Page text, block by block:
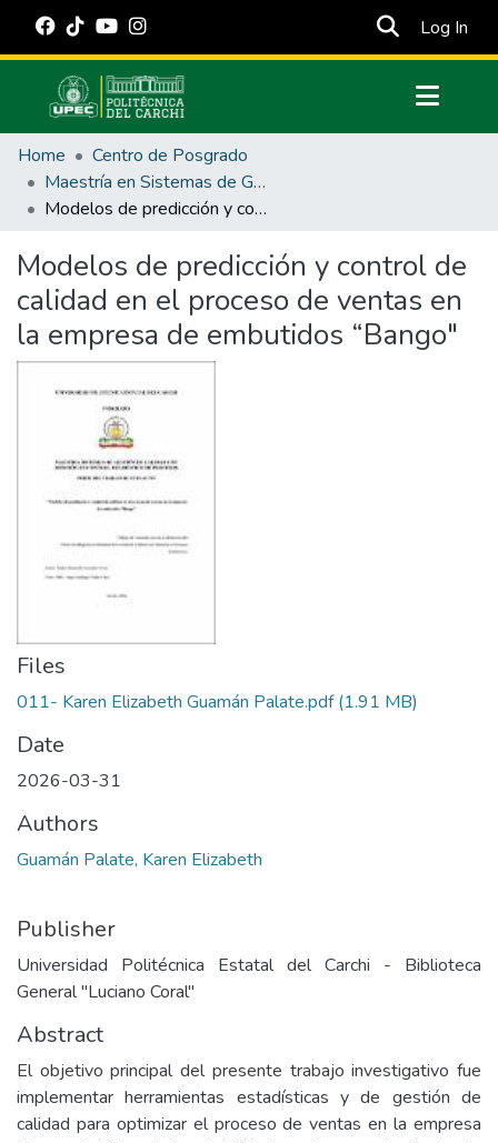
Log In
Communities & Collections
All of DSpace
Statistics
Estadísticas Externas
Manuales
Home
Centro de Posgrado
Maestría en Sistemas de Gestión de Calidad con Mención en Control Estadístico de Procesos
Modelos de predicción y control de calidad en el proceso de ventas en la empresa de embutidos “Bango"
Modelos de predicción y control de
calidad en el proceso de ventas en
la empresa de embutidos “Bango"
Files
011- Karen Elizabeth Guamán Palate.pdf(1.91 MB)
Date
2026-03-31
Authors
Guamán Palate, Karen Elizabeth
Publisher
Universidad Politécnica Estatal del Carchi - Biblioteca
General "Luciano Coral"
Abstract
El objetivo principal del presente trabajo investigativo fue
implementar herramientas estadísticas y de gestión de
calidad para optimizar el proceso de ventas en la empresa